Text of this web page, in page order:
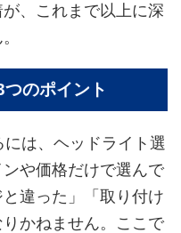
、これまで以上に深
のポイント
は、ヘッドライト選
や価格だけで選んで
違った」「取り付け
かねません。ここで